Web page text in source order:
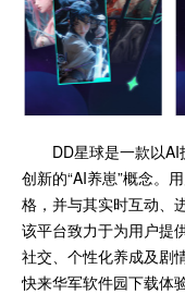
DD星球是一款以
创新的“AI养崽”概念。
格，并与其实时互动、
该平台致力于为用户提
社交、个性化养成及剧
快来华军软件园下载体